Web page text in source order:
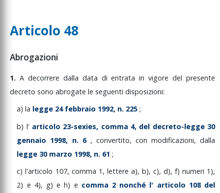
Articolo 48
Abrogazioni
1. A decorrere dalla data dientratainvigoredelpresente
decreto sono abrogate le seguenti disposizioni:
a)la legge 24 febbraio 1992, n. 225;
b) l' articolo 23-sexies, comma 4, del decreto-legge 30
gennaio 1998, n. 6 , convertito, con modificazioni,dalla
legge 30 marzo 1998, n. 61;
c)l'articolo 107, comma 1, lettere a), b), c), d),f)numeri 1),
2) e 4), g)eh) e comma 2 nonché l' articolo 108 del